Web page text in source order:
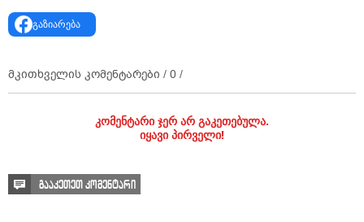
მძიმე მდგომარეობაში საავადმყოფოში გადაიყვანეს.
ამ წუთებში ტერიტორია ყვითელი ლენტით არის
გაზიარება
მკითხველის კომენტარები / 0 /
კომენტარი ჯერ არ გაკეთებულა.
იყავი პირველი!
გააკეთეთ კომენტარი